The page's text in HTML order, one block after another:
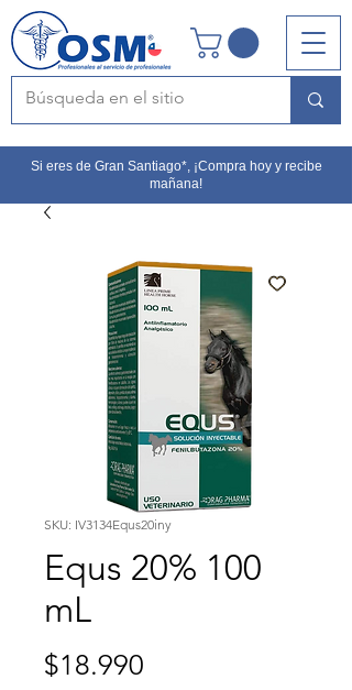
Si eres de Gran Santiago*, ¡Compra hoy y recibe
mañana!
SKU: IV3134Equs20iny
Equs 20% 100
mL
$18.990